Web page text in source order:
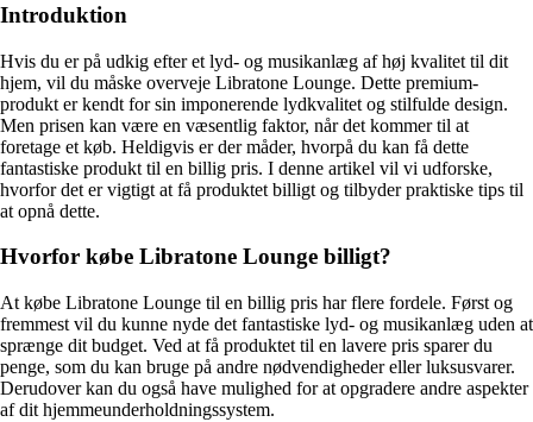
Introduktion
Hvis du er på udkig efter et lyd- og musikanlæg af høj kvalitet til dit
hjem, vil du måske overveje Libratone Lounge. Dette premium-
produkt er kendt for sin imponerende lydkvalitet og stilfulde design.
Men prisen kan være en væsentlig faktor, når det kommer til at
foretage et køb. Heldigvis er der måder, hvorpå du kan få dette
fantastiske produkt til en billig pris. I denne artikel vil vi udforske,
hvorfor det er vigtigt at få produktet billigt og tilbyder praktiske tips til
at opnå dette.
Hvorfor købe Libratone Lounge billigt?
At købe Libratone Lounge til en billig pris har flere fordele. Først og
fremmest vil du kunne nyde det fantastiske lyd- og musikanlæg uden at
sprænge dit budget. Ved at få produktet til en lavere pris sparer du
penge, som du kan bruge på andre nødvendigheder eller luksusvarer.
Derudover kan du også have mulighed for at opgradere andre aspekter
af dit hjemmeunderholdningssystem.